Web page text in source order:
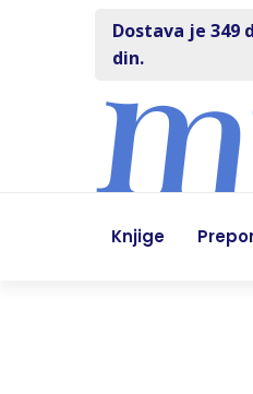
Dostava je 349
din.
Knjige